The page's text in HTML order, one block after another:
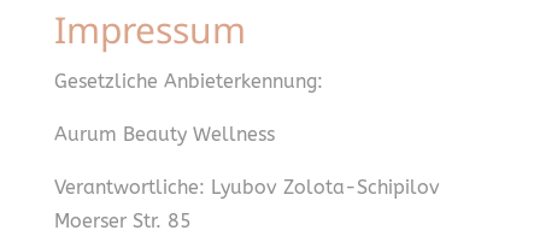
Impressum
Gesetzliche Anbieterkennung:
Aurum Beauty Wellness
Verantwortliche: Lyubov Zolota-Schipilov
Moerser Str. 85